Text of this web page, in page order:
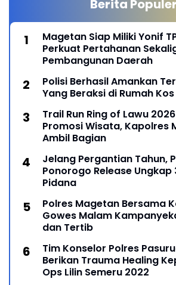
Berita Populer
Magetan Siap Miliki Yonif
Perkuat Pertahanan
Pembangunan Daerah
Polisi Berhasil Amankan
Yang Beraksi di Rumah
Trail Run Ring of Lawu
Promosi Wisata, Kapolres
Ambil Bagian
Jelang Pergantian Tahun,
Ponorogo Release Ungkap
Pidana
Polres Magetan Bersama
Gowes Malam
dan Tertib
Tim Konselor Polres
Berikan Trauma Healing
Ops Lilin Semeru 2022